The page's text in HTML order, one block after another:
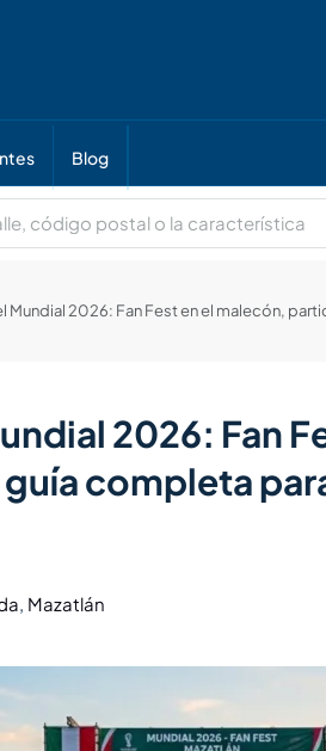
Blog
Mundial 2026: Fan Fest en el malecón,
2026: Fan
completa
, Mazatlán